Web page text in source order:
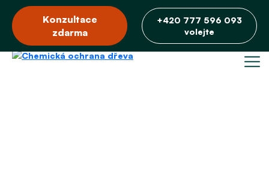
Konzultace
zdarma
+420 777 596 093
volejte